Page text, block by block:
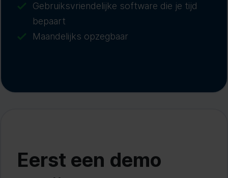
Gebruiksvriendelijke software die je tijd
bepaart
Maandelijks opzegbaar
Eerst een demo